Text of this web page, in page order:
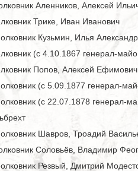
Аленников, Алексей
Трике, Иван Иванович
Кузьмин, Илья
(с 4.10.1867 генерал-
Попов, Алексей Ефимович
(с 5.09.1877 генерал-
(с 22.07.1878 генерал-
Шавров, Троадий
Соловьёв, Владимир
Резвый, Дмитрий